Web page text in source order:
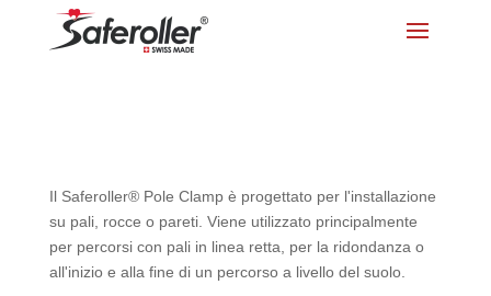
Il Saferoller® Pole Clamp è progettato per l'installazione
su pali, rocce o pareti. Viene utilizzato principalmente
per percorsi con pali in linea retta, per la ridondanza o
all'inizio e alla fine di un percorso a livello del suolo.